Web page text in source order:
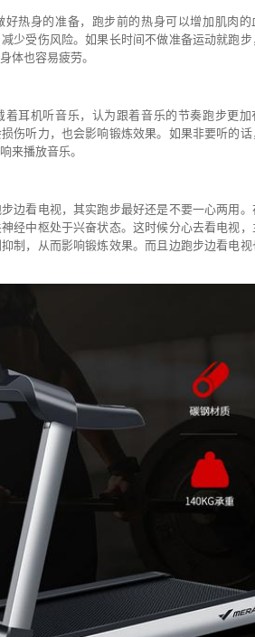
好热身的准备，跑步前的热身可以增加肌肉的
少受伤风险。如果长时间不做准备运动就跑步
体也容易疲劳。
着耳机听音乐，认为跟着音乐的节奏跑步更加
伤听力，也会影响锻炼效果。如果非要听的话
来播放音乐。
边看电视，其实跑步最好还是不要一心两用。
经中枢处于兴奋状态。这时候分心去看电视，
制，从而影响锻炼效果。而且边跑步边看电视